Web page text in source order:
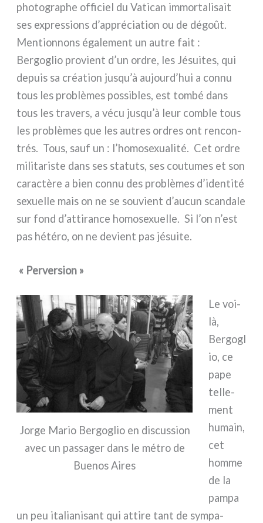
pho­to­gra­phe offi­ciel du Vatican immor­ta­li­sait
ses expres­sions d’appréciation ou de dégoût.
Mentionnons éga­le­ment un autre fait :
Bergoglio pro­vient d’un ordre, les Jésuites, qui
depuis sa créa­tion jusqu’à aujourd’hui a con­nu
tous les pro­blè­mes pos­si­bles, est tom­bé dans
tous les tra­vers, a vécu jusqu’à leur com­ble tous
les pro­blè­mes que les autres ordres ont ren­con­
trés. Tous, sauf un : l’homosexualité. Cet ordre
mili­ta­ri­ste dans ses sta­tu­ts, ses cou­tu­mes et son
carac­tè­re a bien con­nu des pro­blè­mes d’identité
sexuel­le mais on ne se sou­vient d’aucun scan­da­le
sur fond d’attirance homo­se­xuel­le. Si l’on n’est
pas hété­ro, on ne devient pas jésui­te.
« Perversion »
Jorge Mario Bergoglio en discus­sion
avec un pas­sa­ger dans le métro de
Buenos Aires
Le voi­
là,
Bergogl
io, ce
pape
tel­le­
ment
humain,
cet
hom­me
de la
pam­pa
un peu ita­lia­ni­sant qui atti­re tant de sym­pa­